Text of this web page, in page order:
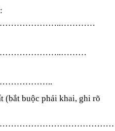
(bắt buộc phải khai, ghi rõ